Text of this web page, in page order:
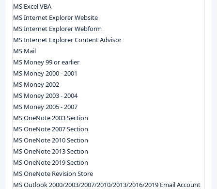
MS Excel VBA
MS Internet Explorer Website
MS Internet Explorer Webform
MS Internet Explorer Content Advisor
MS Mail
MS Money 99 or earlier
MS Money 2000 - 2001
MS Money 2002
MS Money 2003 - 2004
MS Money 2005 - 2007
MS OneNote 2003 Section
MS OneNote 2007 Section
MS OneNote 2010 Section
MS OneNote 2013 Section
MS OneNote 2019 Section
MS OneNote Revision Store
MS Outlook 2000/2003/2007/2010/2013/2016/2019 Email Account